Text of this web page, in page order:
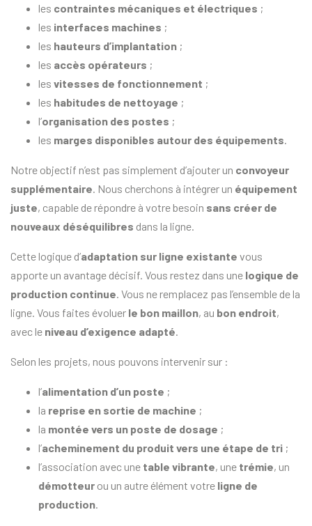
les contraintes mécaniques et électriques ;
les interfaces machines ;
les hauteurs d’implantation ;
les accès opérateurs ;
les vitesses de fonctionnement ;
les habitudes de nettoyage ;
l’organisation des postes ;
les marges disponibles autour des équipements
Notre objectif n’est pas simplement d’ajouter un convoyeur
supplémentaire . Nous cherchons à intégrer un équipement
juste, capable de répondre à votre besoin sans créer de
nouveaux déséquilibres dans la ligne.
Cette logique d’adaptation sur ligne existante vous
apporte un avantage décisif. Vous restez dans une logique de
production continue . Vous ne remplacez pas l’ensemble de la
ligne. Vous faites évoluer le bon maillon, au bon endroit,
avec le niveau d’exigence adapté
Selon les projets, nous pouvons intervenir sur :
l’alimentation d’un poste ;
la reprise en sortie de machine ;
la montée vers un poste de dosage ;
l’acheminement du produit vers une étape de tri ;
l’association avec une table vibrante, une trémie, un
démotteur ou un autre élément votre ligne de
production